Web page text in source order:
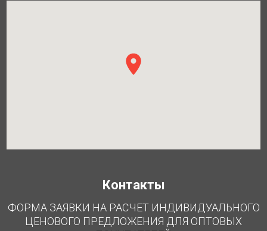
Контакты
ФОРМА ЗАЯВКИ НА РАСЧЕТ ИНДИВИДУАЛЬНОГО
ЦЕНОВОГО ПРЕДЛОЖЕНИЯ ДЛЯ ОПТОВЫХ